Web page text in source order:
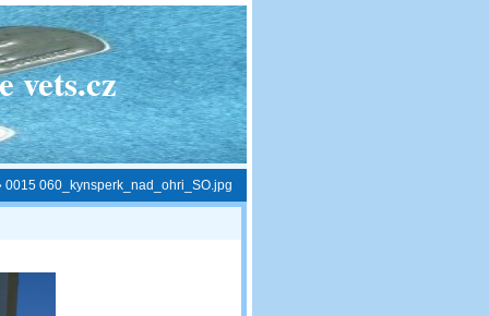
vets.cz
0015 060_kynsperk_nad_ohri_SO.jpg